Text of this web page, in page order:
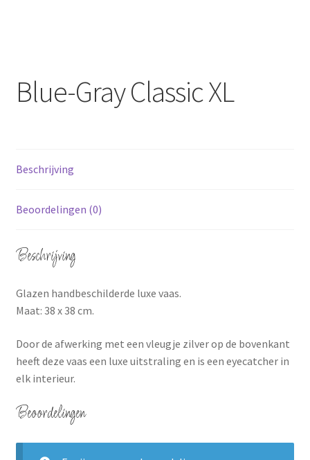
Blue-Gray Classic XL
Beschrijving
Beoordelingen (0)
Beschrijving
Glazen handbeschilderde luxe vaas.
Maat: 38 x 38 cm.
Door de afwerking met een vleugje zilver op de bovenkant
heeft deze vaas een luxe uitstraling en is een eyecatcher in
elk interieur.
Beoordelingen